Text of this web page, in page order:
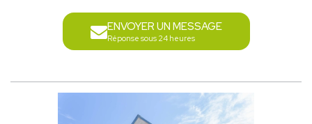
ENVOYER UN MESSAGE
Réponse sous 24 heures